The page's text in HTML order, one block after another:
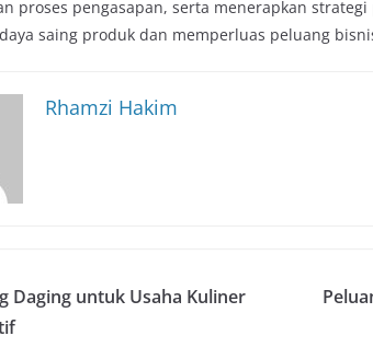
proses pengasapan, serta menerapkan
saing produk dan memperluas peluang
Rhamzi Hakim
Daging untuk Usaha Kuliner